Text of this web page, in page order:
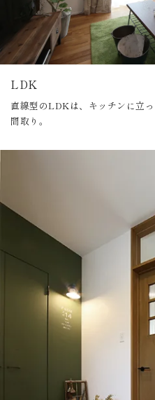
LDK
直線型のLDKは、キッチンに立
間取り。